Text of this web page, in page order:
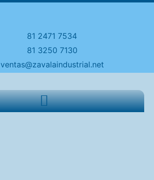
81 2471 7534
81 3250 7130
ventas@zavalaindustrial.net